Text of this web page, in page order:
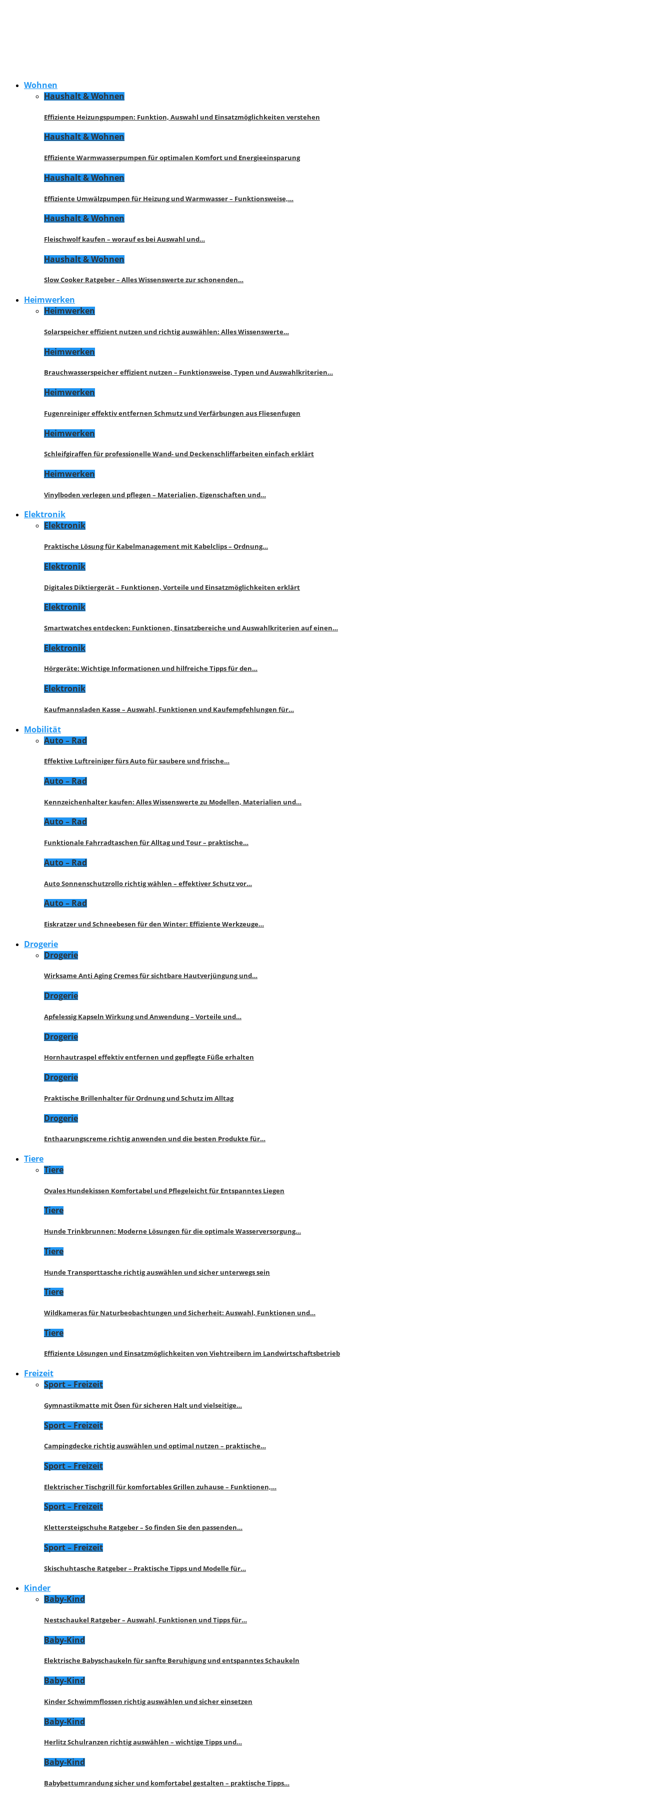
Wohnen
Haushalt & Wohnen
Effiziente Heizungspumpen: Funktion, Auswahl und Einsatzmöglichkeiten verstehen
Haushalt & Wohnen
Effiziente Warmwasserpumpen für optimalen Komfort und Energieeinsparung
Haushalt & Wohnen
Effiziente Umwälzpumpen für Heizung und Warmwasser – Funktionsweise,…
Haushalt & Wohnen
Fleischwolf kaufen – worauf es bei Auswahl und…
Haushalt & Wohnen
Slow Cooker Ratgeber – Alles Wissenswerte zur schonenden…
Heimwerken
Heimwerken
Solarspeicher effizient nutzen und richtig auswählen: Alles Wissenswerte…
Heimwerken
Brauchwasserspeicher effizient nutzen – Funktionsweise, Typen und Auswahlkriterien…
Heimwerken
Fugenreiniger effektiv entfernen Schmutz und Verfärbungen aus Fliesenfugen
Heimwerken
Schleifgiraffen für professionelle Wand- und Deckenschliffarbeiten einfach erklärt
Heimwerken
Vinylboden verlegen und pflegen – Materialien, Eigenschaften und…
Elektronik
Elektronik
Praktische Lösung für Kabelmanagement mit Kabelclips – Ordnung…
Elektronik
Digitales Diktiergerät – Funktionen, Vorteile und Einsatzmöglichkeiten erklärt
Elektronik
Smartwatches entdecken: Funktionen, Einsatzbereiche und Auswahlkriterien auf einen…
Elektronik
Hörgeräte: Wichtige Informationen und hilfreiche Tipps für den…
Elektronik
Kaufmannsladen Kasse – Auswahl, Funktionen und Kaufempfehlungen für…
Mobilität
Auto – Rad
Effektive Luftreiniger fürs Auto für saubere und frische…
Auto – Rad
Kennzeichenhalter kaufen: Alles Wissenswerte zu Modellen, Materialien und…
Auto – Rad
Funktionale Fahrradtaschen für Alltag und Tour – praktische…
Auto – Rad
Auto Sonnenschutzrollo richtig wählen – effektiver Schutz vor…
Auto – Rad
Eiskratzer und Schneebesen für den Winter: Effiziente Werkzeuge…
Drogerie
Drogerie
Wirksame Anti Aging Cremes für sichtbare Hautverjüngung und…
Drogerie
Apfelessig Kapseln Wirkung und Anwendung – Vorteile und…
Drogerie
Hornhautraspel effektiv entfernen und gepflegte Füße erhalten
Drogerie
Praktische Brillenhalter für Ordnung und Schutz im Alltag
Drogerie
Enthaarungscreme richtig anwenden und die besten Produkte für…
Tiere
Tiere
Ovales Hundekissen Komfortabel und Pflegeleicht für Entspanntes Liegen
Tiere
Hunde Trinkbrunnen: Moderne Lösungen für die optimale Wasserversorgung…
Tiere
Hunde Transporttasche richtig auswählen und sicher unterwegs sein
Tiere
Wildkameras für Naturbeobachtungen und Sicherheit: Auswahl, Funktionen und…
Tiere
Effiziente Lösungen und Einsatzmöglichkeiten von Viehtreibern im Landwirtschaftsbetrieb
Freizeit
Sport – Freizeit
Gymnastikmatte mit Ösen für sicheren Halt und vielseitige…
Sport – Freizeit
Campingdecke richtig auswählen und optimal nutzen – praktische…
Sport – Freizeit
Elektrischer Tischgrill für komfortables Grillen zuhause – Funktionen,…
Sport – Freizeit
Klettersteigschuhe Ratgeber – So finden Sie den passenden…
Sport – Freizeit
Skischuhtasche Ratgeber – Praktische Tipps und Modelle für…
Kinder
Baby-Kind
Nestschaukel Ratgeber – Auswahl, Funktionen und Tipps für…
Baby-Kind
Elektrische Babyschaukeln für sanfte Beruhigung und entspanntes Schaukeln
Baby-Kind
Kinder Schwimmflossen richtig auswählen und sicher einsetzen
Baby-Kind
Herlitz Schulranzen richtig auswählen – wichtige Tipps und…
Baby-Kind
Babybettumrandung sicher und komfortabel gestalten – praktische Tipps…